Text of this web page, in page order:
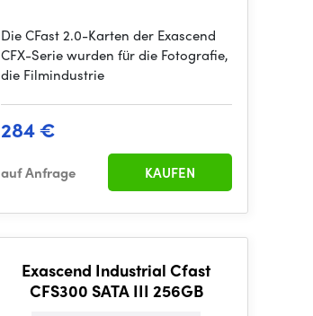
Die CFast 2.0-Karten der Exascend
CFX-Serie wurden für die Fotografie,
die Filmindustrie
284 €
auf Anfrage KAUFEN
Exascend Industrial Cfast
CFS300 SATA III 256GB